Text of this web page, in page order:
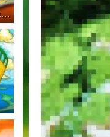
Маленькие феи. Маршак. Мульт #стишок. Для самых маленьких. Деткам и малышам.